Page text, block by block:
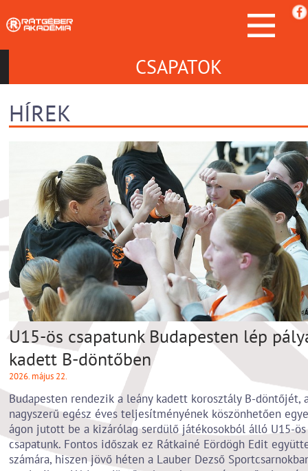
CSAPATOK
HÍREK
U15-ös csapatunk Budapesten lép
kadett B-döntőben
2026. május 22.
Budapesten rendezik a leány kadett korosztály B-döntőjét,
nagyszerű egész éves teljesítményének köszönhetően
ágon jutott be a kizárólag serdülő játékosokból álló U15-ös
csapatunk. Fontos időszak ez Rátkainé Eördögh Edit
számára, hiszen jövő héten a Lauber Dezső